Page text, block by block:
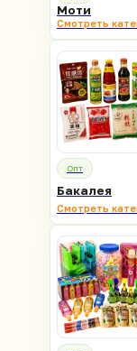
Моти
Смотреть
Опт
Бакалея
Смотреть